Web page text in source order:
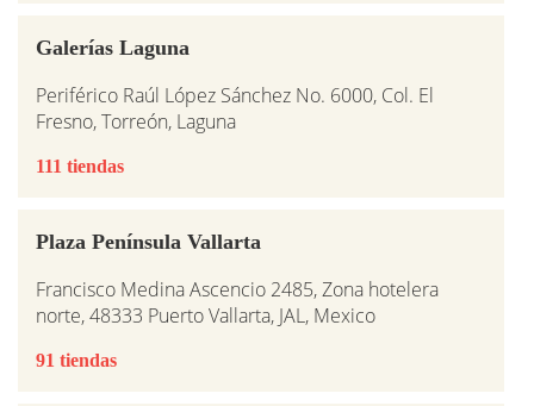
Galerías Laguna
Periférico Raúl López Sánchez No. 6000, Col. El
Fresno, Torreón, Laguna
111 tiendas
Plaza Península Vallarta
Francisco Medina Ascencio 2485, Zona hotelera
norte, 48333 Puerto Vallarta, JAL, Mexico
91 tiendas